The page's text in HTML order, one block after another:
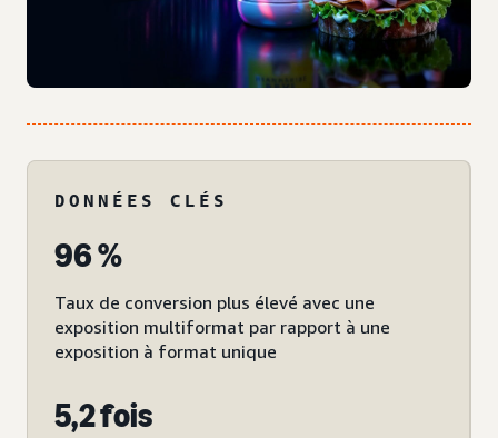
DONNÉES CLÉS
96 %
Taux de conversion plus élevé avec une
exposition multiformat par rapport à une
exposition à format unique
5,2 fois